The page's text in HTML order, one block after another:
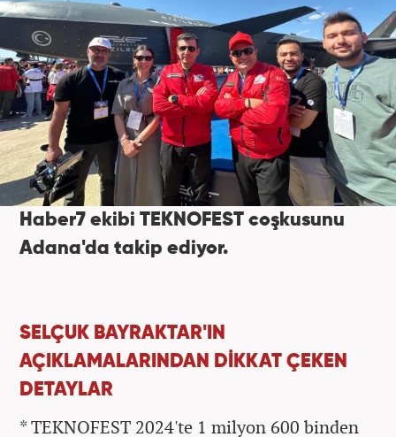
Haber7 ekibi TEKNOFEST coşkusunu
Adana'da takip ediyor.
SELÇUK BAYRAKTAR'IN
AÇIKLAMALARINDAN DİKKAT ÇEKEN
DETAYLAR
* TEKNOFEST 2024'te 1 milyon 600 binden